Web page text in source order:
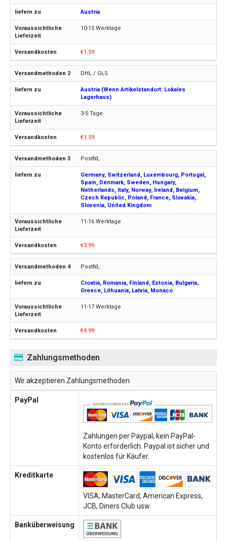
Austria
10-15 Werktage
€1.59
DHL / GLS
Austria (Wenn Artikelstandort: Lokales
Lagerhaus)
3-5 Tage
€1.59
PostNL
Germany, Switzerland, Luxembourg, Portugal,
Spain, Denmark, Sweden, Hungary,
Netherlands, Italy, Norway, Ireland, Belgium,
Czech Republic, Poland, France, Slovakia,
Slovenia, United Kingdom
11-16 Werktage
€3.99
PostNL
Croatia, Romania, Finland, Estonia, Bulgaria,
Greece, Lithuania, Latvia, Monaco
11-17 Werktage
€4.99
Zahlungsmethoden
Wir akzeptieren Zahlungsmethoden
PayPal
Zahlungen per Paypal, kein PayPal-
Konto erforderlich. Paypal ist sicher und
kostenlos für Käufer.
Kreditkarte
VISA, MasterCard, American Express,
JCB, Diners Club usw.
Banküberweisung